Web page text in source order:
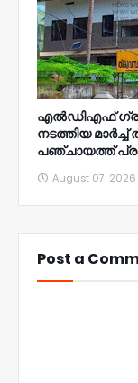
എൽഡിഎഫ്
നടത്തിയ മാർച്ച്
പഞ്ചായത്ത്
August 07, 2026
Post a